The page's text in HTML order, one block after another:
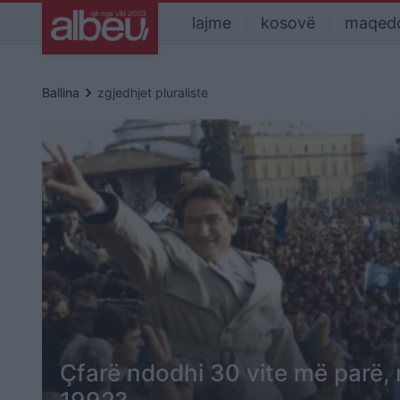
lajme kosovë
Ballina keyboard_arrow_right zgjedhjet pluraliste
Çfarë ndodhi 30 vite më parë,